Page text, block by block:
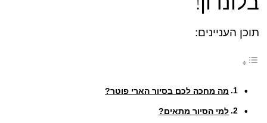
תוכן העניינים:
מה מחכה לכם בסיור הארי פוטר?
למי הסיור מתאים?